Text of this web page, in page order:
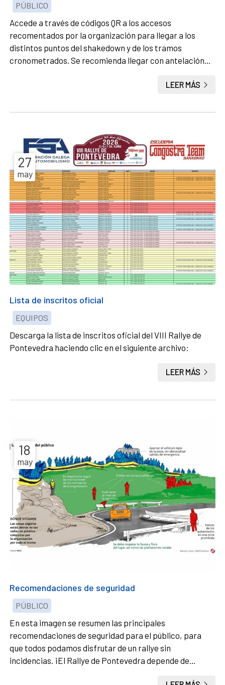
PÚBLICO
Accede a través de códigos QR a los accesos
recomentados por la organización para llegar a los
distintos puntos del shakedown y de los tramos
cronometrados. Se recomienda llegar con antelación
correctamente 30 minutos antes del comienzo de cada
LEER MÁS
27
may
Lista de inscritos oficial
EQUIPOS
Descarga la lista de inscritos oficial del VIII Rallye de
Pontevedra haciendo clic en el siguiente archivo:
LEER MÁS
18
may
Recomendaciones de seguridad
PÚBLICO
En esta imagen se resumen las principales
recomendaciones de seguridad para el público, para
que todos podamos disfrutar de un rallye sin
incidencias. ¡El Rallye de Pontevedra depende de